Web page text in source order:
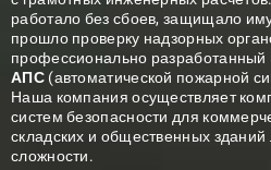
работало без сбоев, защищало
прошло проверку надзорных
профессионально разработанный
АПС(автоматической пожарной
Наша компания осуществляет
систем безопасности для
складских и общественных
сложности.